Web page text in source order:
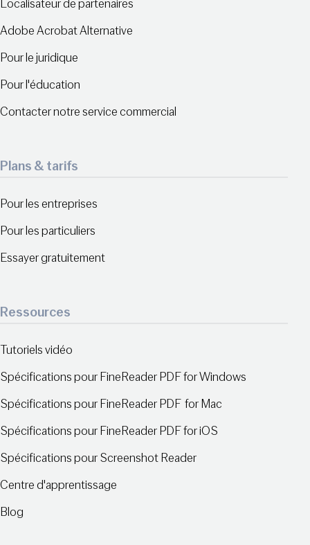
Localisateur de partenaires
Adobe Acrobat Alternative
Pour le juridique
Pour l'éducation
Contacter notre service commercial
Plans & tarifs
Pour les entreprises
Pour les particuliers
Essayer gratuitement
Ressources
Tutoriels vidéo
Spécifications pour FineReader PDF for Windows
Spécifications pour FineReader PDF for Mac
Spécifications pour FineReader PDF for iOS
Spécifications pour Screenshot Reader
Centre d'apprentissage
Blog